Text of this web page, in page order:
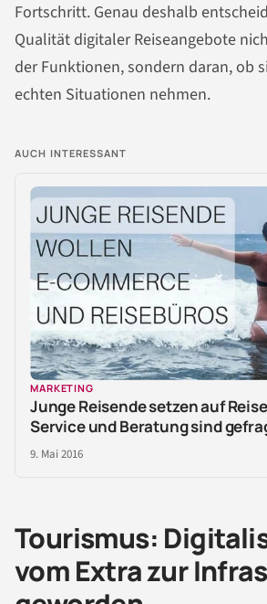
Fortschritt. Genau deshalb
Qualität digitaler Reiseangebote
der Funktionen, sondern daran, ob
echten Situationen nehmen.
AUCH INTERESSANT
MARKETING
Junge Reisende setzen auf
Service und Beratung sind
9. Mai 2016
Tourismus:
vom Extra zur